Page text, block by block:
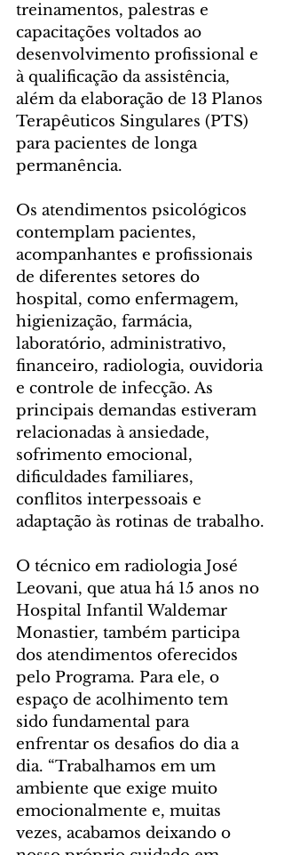
treinamentos, palestras e
capacitações voltados ao
desenvolvimento profissional e
à qualificação da assistência,
além da elaboração de 13 Planos
Terapêuticos Singulares (PTS)
para pacientes de longa
permanência.
Os atendimentos psicológicos
contemplam pacientes,
acompanhantes e profissionais
de diferentes setores do
hospital, como enfermagem,
higienização, farmácia,
laboratório, administrativo,
financeiro, radiologia, ouvidoria
e controle de infecção. As
principais demandas estiveram
relacionadas à ansiedade,
sofrimento emocional,
dificuldades familiares,
conflitos interpessoais e
adaptação às rotinas de trabalho.
O técnico em radiologia José
Leovani, que atua há 15 anos no
Hospital Infantil Waldemar
Monastier, também participa
dos atendimentos oferecidos
pelo Programa. Para ele, o
espaço de acolhimento tem
sido fundamental para
enfrentar os desafios do dia a
dia. “Trabalhamos em um
ambiente que exige muito
emocionalmente e, muitas
vezes, acabamos deixando o